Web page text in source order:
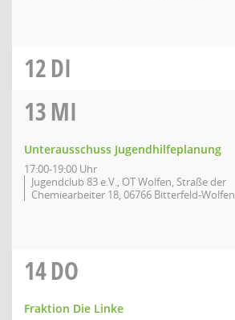
12DI
13MI
Unterausschuss Jugendhilfeplanung
17:00-19:00 Uhr
Jugendclub 83 e.V., OT Wolfen, Straße der
Chemiearbeiter 18, 06766 Bitterfeld-Wolfen
14DO
Fraktion Die Linke